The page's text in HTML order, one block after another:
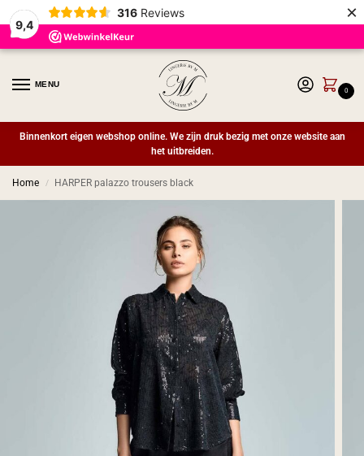
9,4
316 Reviews ×
MENU
0
Binnenkort eigen webshop online. We zijn druk bezig met onze website aan
het uitbreiden.
Home / HARPER palazzo trousers black